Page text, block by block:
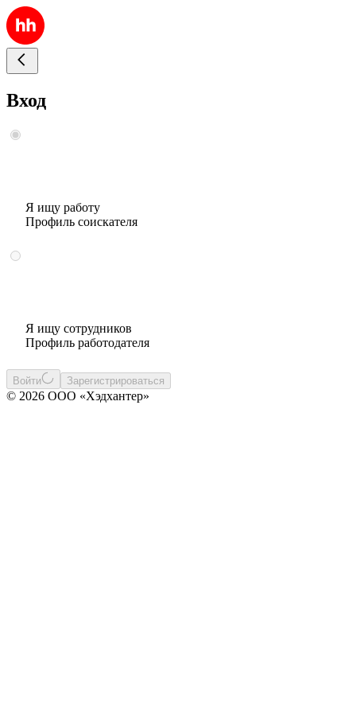
Вход
Я ищу работу
Профиль соискателя
Я ищу сотрудников
Профиль работодателя
Войти Зарегистрироваться
© 2026 ООО «Хэдхантер»